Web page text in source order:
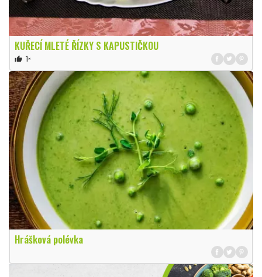
KUŘECÍ MLETÉ ŘÍZKY S KAPUSTIČKOU
thumb_up 1×
Hrášková polévka